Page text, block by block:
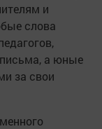
и
слова
а юные
за свои